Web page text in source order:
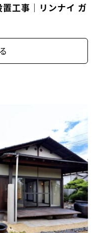
ン
置工事｜リンナイ ガ